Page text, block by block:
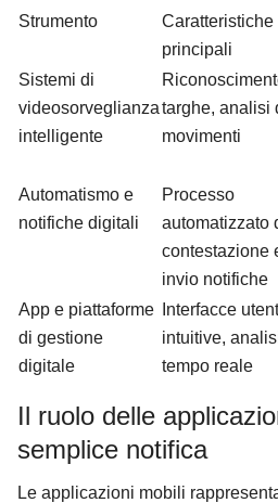
Strumento
Caratteristiche
principali
Sistemi di
videosorveglianza
intelligente
targhe, analisi
movimenti
Automatismo e
notifiche digitali
Processo
automatizzato
contestazione
invio notifiche
App e piattaforme
di gestione
digitale
Interfacce
intuitive,
tempo reale
Il ruolo delle
semplice notifica
Le applicazioni mobili